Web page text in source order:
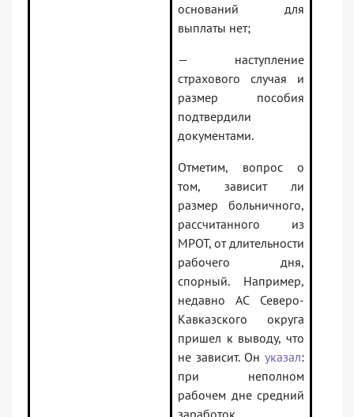
оснований для
выплаты нет;
— наступление
страхового случая и
размер пособия
подтвердили
документами.
Отметим, вопрос о
том, зависит ли
размер больничного,
рассчитанного из
МРОТ, от длительности
рабочего дня,
спорный. Например,
недавно АС Северо-
Кавказского округа
пришел к выводу, что
не зависит. Он указал:
при неполном
рабочем дне средний